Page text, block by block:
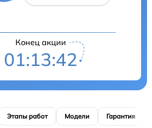
Конец акции
01:13:41
Этапы работ Модели Гарантия